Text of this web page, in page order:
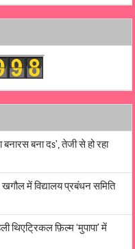
बना दs’, तेजी से हो रहा
में विद्यालय प्रबंधन समिति
थिएट्रिकल फ़िल्म ‘मुपापा’ में